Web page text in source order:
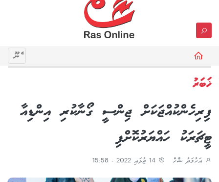
މެނޫ
ޚަބަރު
ފިރިހެންކުއްޖަކަށް ޖިންސީ ގޯނާކުރި އިންޑިއާ
ޓީޗަރަކު ހައްޔަރުކޮށްފި
އަހުމަދު ޝާހް